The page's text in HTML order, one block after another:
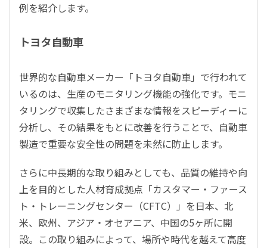
例を紹介します。
トヨタ自動車
世界的な自動車メーカー「トヨタ自動車」で行われて
いるのは、生産のモニタリング機能の強化です。モニ
タリングで収集したさまざまな情報をスピーディーに
分析し、その結果をもとに改善を行うことで、自動車
製造で重要な安全性の問題を未然に防止します。
さらに中長期的な取り組みとしても、品質の維持や向
上を目的とした人材育成拠点「カスタマー・ファース
ト・トレーニングセンター（CFTC）」を日本、北
米、欧州、アジア・オセアニア、中国の5ヶ所に開
設。この取り組みによって、場所や時代を越えて高度